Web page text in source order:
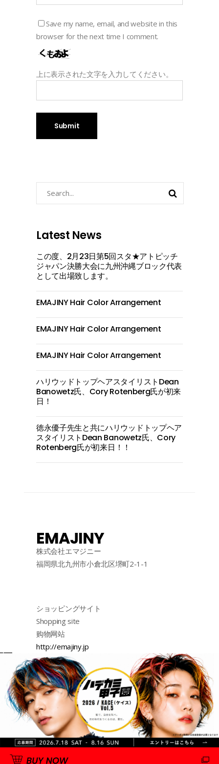
Save my name, email, and website in this
browser for the next time I comment.
上に表示された文字を入力してください。
Latest News
この度、2月23日第5回スタ★アトピッチ
ジャパン決勝大会に九州沖縄ブロック代表
として出場致します。
EMAJINY Hair Color Arrangement
EMAJINY Hair Color Arrangement
EMAJINY Hair Color Arrangement
ハリウッドトップヘアスタイリストDean
Banowetz氏、Cory Rotenberg氏が初来
日！
徳永優子先生と共にハリウッドトップヘア
スタイリストDean Banowetz氏、Cory
Rotenberg氏が初来日！！
EMAJINY
株式会社エマジニー
福岡県北九州市小倉北区堺町2-1-1
ショッピングサイト
Shopping site
购物网站
http://emajiny.jp